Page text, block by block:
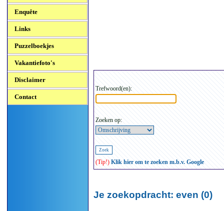
Enquête
Links
Puzzelboekjes
Vakantiefoto's
Disclaimer
Contact
Trefwoord(en):
Zoeken op:
(Tip!) Klik hier om te zoeken m.b.v. Google
Je zoekopdracht: even (0)